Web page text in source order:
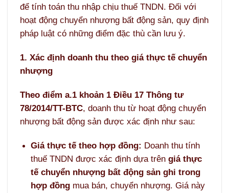
để tính toán thu nhập chịu thuế TNDN. Đối với
hoạt động chuyển nhượng bất động sản, quy định
pháp luật có những điểm đặc thù cần lưu ý.
1. Xác định doanh thu theo giá thực tế chuyển
nhượng
Theo điểm a.1 khoản 1 Điều 17 Thông tư
78/2014/TT-BTC, doanh thu từ hoạt động chuyển
nhượng bất động sản được xác định như sau:
Giá thực tế theo hợp đồng: Doanh thu tính
thuế TNDN được xác định dựa trên giá thực
tế chuyển nhượng bất động sản ghi trong
hợp đồngmua bán, chuyển nhượng. Giá này